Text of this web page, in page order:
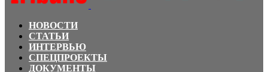
НОВОСТИ
СТАТЬИ
ИНТЕРВЬЮ
СПЕЦПРОЕКТЫ
ДОКУМЕНТЫ